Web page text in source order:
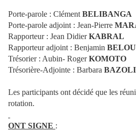
Porte-parole : Clément BELIBANGA
Porte-parole adjoint : Jean-Pierre
Rapporteur : Jean DidierKABRAL
Rapporteur adjoint : Benjamin
Trésorier : Aubin- RogerKOMOTO
Trésorière-Adjointe : Barbara BAZOLI
Les participants ont décidé que les
rotation.
ONT SIGNE :